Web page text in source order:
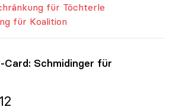
für Töchterle
für Koalition
Schmidinger für